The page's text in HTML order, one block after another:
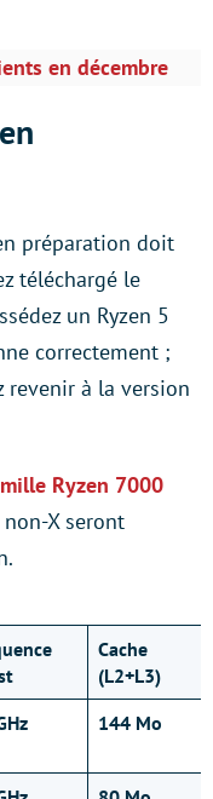
en décembre
préparation doit
téléchargé le
un Ryzen 5
correctement ;
revenir à la version
Ryzen 7000
non-X seront
Cache
(L2+L3)
144 Mo